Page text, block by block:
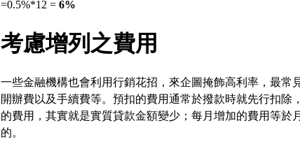
=0.5%*12 = 6%
考慮增列之費用
一些金融機構也會利用行銷花招，來企圖掩飾高利率，最常
開辦費以及手續費等。預扣的費用通常於撥款時就先行扣除
的費用，其實就是實質貸款金額變少；每月增加的費用等於
的。